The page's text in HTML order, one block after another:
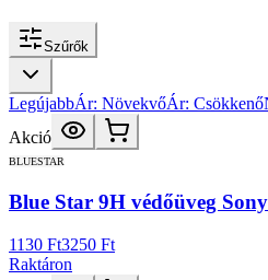
Szűrők
LegújabbÁr: NövekvőÁr: Csökkenő
Akció
BLUESTAR
Blue Star 9H védőüveg
1130 Ft3250 Ft
Raktáron